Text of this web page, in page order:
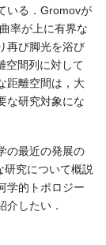
いる．Gromovが
率が上に有界な
再び脚光を浴び
空間列に対して
距離空間は，大
な研究対象にな
の最近の発展の
研究について概説
学的トポロジー
介したい．